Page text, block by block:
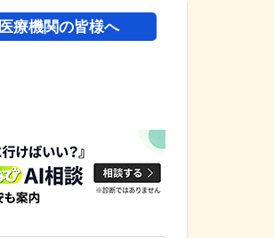
医療機関の皆様へ